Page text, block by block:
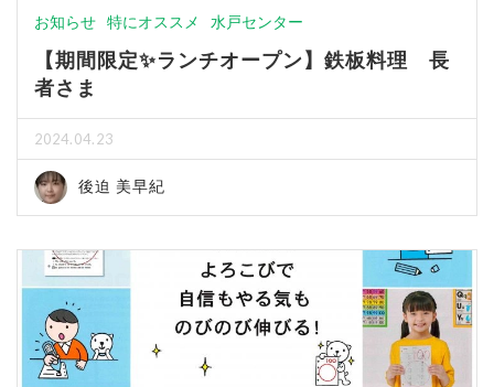
お知らせ 特にオススメ 水戸センター
【期間限定✨ランチオープン】鉄板料理 長
者さま
2024.04.23
後迫 美早紀